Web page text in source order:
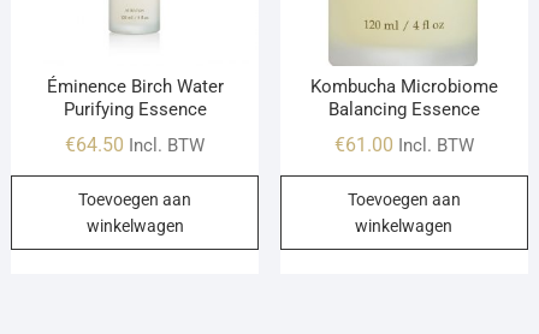
Éminence Birch Water
Purifying Essence
€64.50 Incl. BTW
Toevoegen aan
winkelwagen
Kombucha Microbiome
Balancing Essence
€61.00 Incl. BTW
Toevoegen aan
winkelwagen